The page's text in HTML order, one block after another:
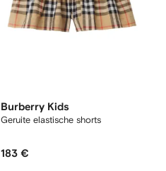
Burberry Kids
Geruite elastische shorts
183 €